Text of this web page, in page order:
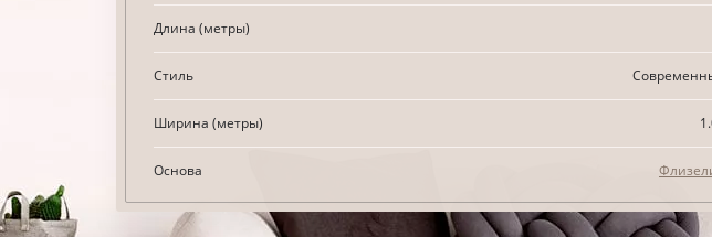
Длина (метры)
Стиль
Ширина (метры)
Основа